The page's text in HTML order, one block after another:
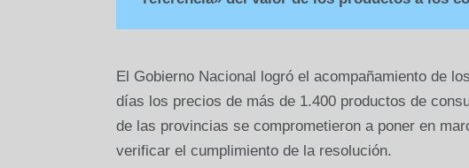
El Gobierno Nacional logró el acompañamiento de
días los precios de más de 1.400 productos de
de las provincias se comprometieron a poner en
verificar el cumplimiento de la resolución.